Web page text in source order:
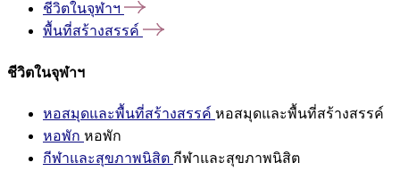
ชีวิตในจุฬาฯ
พื้นที่สร้างสรรค์
ชีวิตในจุฬาฯ
หอสมุดและพื้นที่สร้างสรรค์ หอสมุดและพื้นที่สร้างสรรค์
หอพัก หอพัก
กีฬาและสุขภาพนิสิต กีฬาและสุขภาพนิสิต